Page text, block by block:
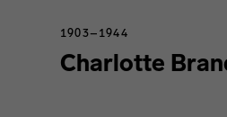
Charlotte
1903–1944